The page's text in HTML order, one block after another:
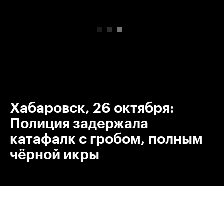
Хабаровск, 26 октября:
Полиция задержала
катафалк с гробом, полным
чёрной икры